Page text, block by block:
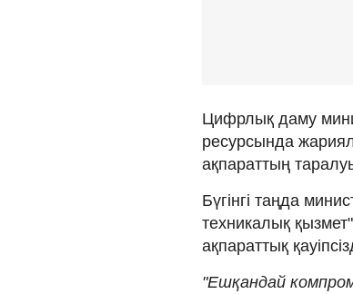
Цифрлық даму
ресурсында
ақпараттың
Бүгінгі таңда
техникалық
ақпараттық
"Ешқандай